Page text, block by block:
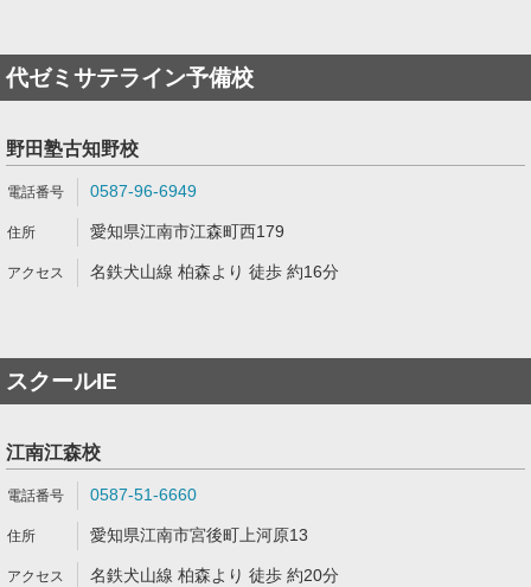
代ゼミサテライン予備校
野田塾古知野校
0587-96-6949
愛知県江南市江森町西179
名鉄犬山線 柏森より 徒歩 約16分
スクールIE
江南江森校
0587-51-6660
愛知県江南市宮後町上河原13
名鉄犬山線 柏森より 徒歩 約20分